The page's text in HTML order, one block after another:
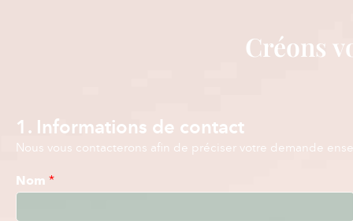
Créons
1. Informations de contact
Nous vous contacterons afin de préciser votre demande
Nom *